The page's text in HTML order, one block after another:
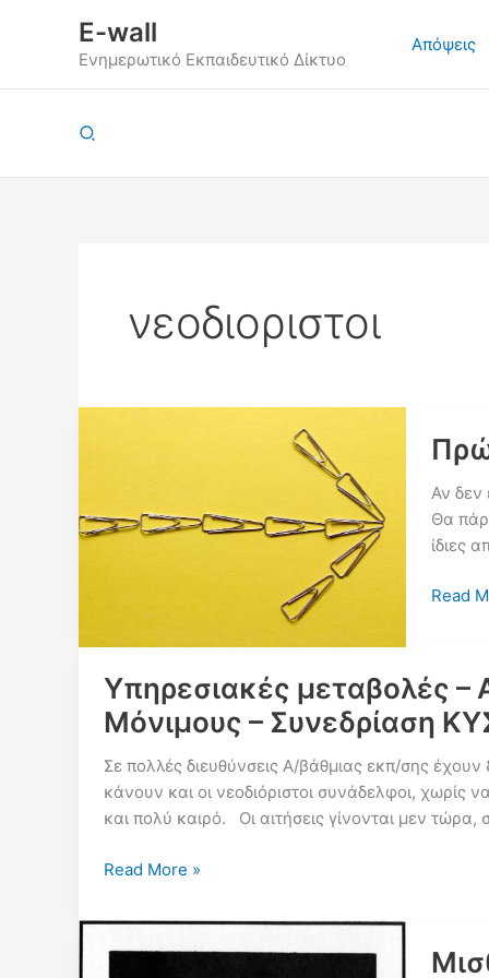
περιεχόμενο
E-wall
Ενημερωτικό Εκπαιδευτικό Δίκτυο
Απόψεις
Αναζήτηση
νεοδιοριστοι
Αν δεν
Θα
ίδιες
Πρώην
Read
Υπηρεσιακές μεταβολές –
Μόνιμους – Συνεδρίαση
Σε πολλές διευθύνσεις Α/βάθμιας εκπ/σης
κάνουν και οι νεοδιόριστοι συνάδελφοι,
και πολύ καιρό. Οι αιτήσεις γίνονται μεν
Υπηρεσιακές
–
Αποσπάσεις
Read More »